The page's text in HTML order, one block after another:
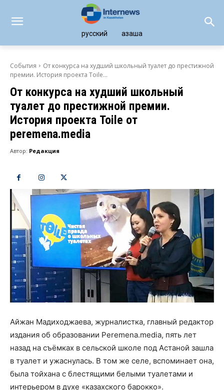
русский қазақша
События
От конкурса на худший школьный туалет до престижной
премии. История проекта Toile...
От конкурса на худший школьный
туалет до престижной премии.
История проекта Toile от
peremena.media
Автор: Редакция
Айжан Мадиходжаева, журналистка, главный редактор
издания об образовании Peremena.media, пять лет
назад на съёмках в сельской школе под Астаной зашла
в туалет и ужаснулась. В том же селе, вспоминает она,
была тойхана с блестящими белыми туалетами и
интерьером в духе «казахского барокко».